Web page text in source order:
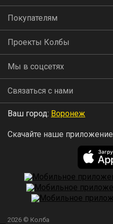
Покупателям
Проекты Колбы
Мы в соцсетях
Связаться с нами
Ваш город: Воронеж
Скачайте наше приложение
2026 © Колба